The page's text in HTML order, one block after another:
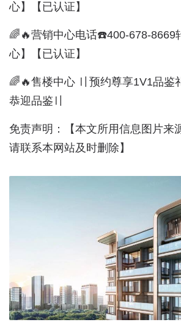
心】【已认证】
🌈🔥营销中心电话☎️400-678-8669
心】【已认证】
🌈🔥售楼中心 〢预约尊享1V1品鉴
恭迎品鉴〢
免责声明：【本文所用信息图片来
请联系本网站及时删除】